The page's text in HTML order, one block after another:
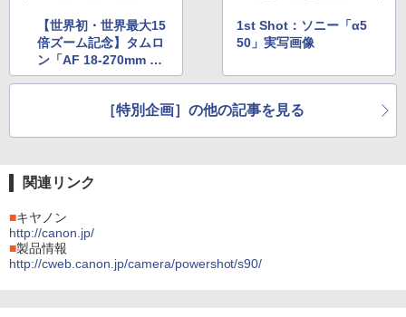
【世界初・世界最大15
倍ズーム記念】タムロ
ン「AF 18-270mm F3.
5-6.3 Di II VC」読者モ
1st Shot：ソニー「α5
50」実写画像
［特別企画］の他の記事を見る
関連リンク
■キヤノン
http://canon.jp/
■製品情報
http://cweb.canon.jp/camera/powershot/s90/